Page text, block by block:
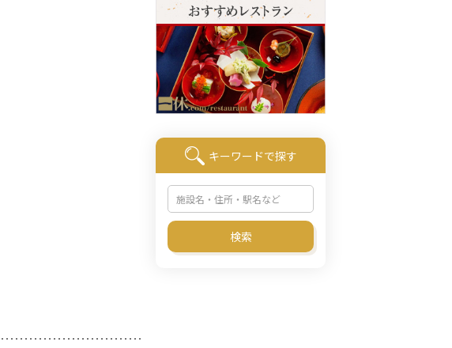
キーワードで探す